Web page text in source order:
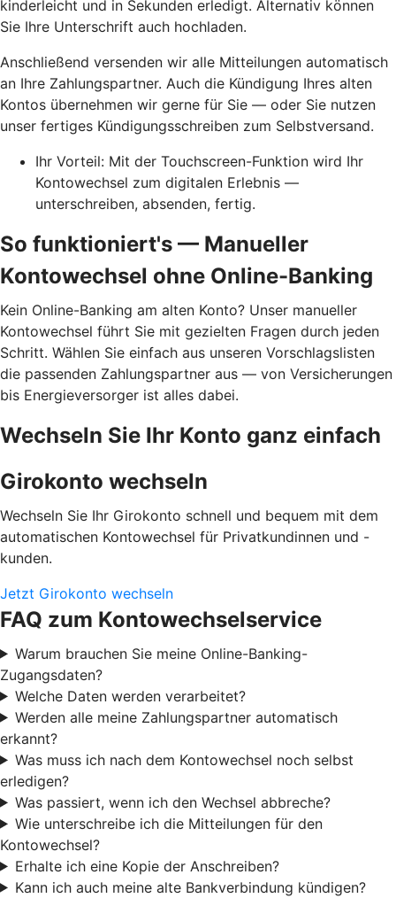
kinderleicht und in Sekunden erledigt. Alternativ können
Sie Ihre Unterschrift auch hochladen.
Anschließend versenden wir alle Mitteilungen automatisch
an Ihre Zahlungspartner. Auch die Kündigung Ihres alten
Kontos übernehmen wir gerne für Sie — oder Sie nutzen
unser fertiges Kündigungsschreiben zum Selbstversand.
Ihr Vorteil: Mit der Touchscreen-Funktion wird Ihr
Kontowechsel zum digitalen Erlebnis —
unterschreiben, absenden, fertig.
So funktioniert's — Manueller
Kontowechsel ohne Online-Banking
Kein Online-Banking am alten Konto? Unser manueller
Kontowechsel führt Sie mit gezielten Fragen durch jeden
Schritt. Wählen Sie einfach aus unseren Vorschlagslisten
die passenden Zahlungspartner aus — von Versicherungen
bis Energieversorger ist alles dabei.
Wechseln Sie Ihr Konto ganz einfach
Girokonto wechseln
Wechseln Sie Ihr Girokonto schnell und bequem mit dem
automatischen Kontowechsel für Privatkundinnen und -
kunden.
Jetzt Girokonto wechseln
FAQ zum Kontowechselservice
Warum brauchen Sie meine Online-Banking-
Zugangsdaten?
Welche Daten werden verarbeitet?
Werden alle meine Zahlungspartner automatisch
erkannt?
Was muss ich nach dem Kontowechsel noch selbst
erledigen?
Was passiert, wenn ich den Wechsel abbreche?
Wie unterschreibe ich die Mitteilungen für den
Kontowechsel?
Erhalte ich eine Kopie der Anschreiben?
Kann ich auch meine alte Bankverbindung kündigen?